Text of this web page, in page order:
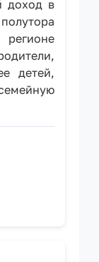
доход в
детей,